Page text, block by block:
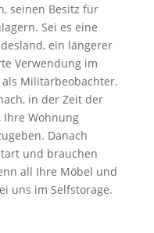
seinen Besitz für
Sei es eine
ein längerer
Verwendung im
Militärbeobachter.
in der Zeit der
Ihre Wohnung
Danach
und brauchen
all Ihre Möbel und
uns im Selfstorage.